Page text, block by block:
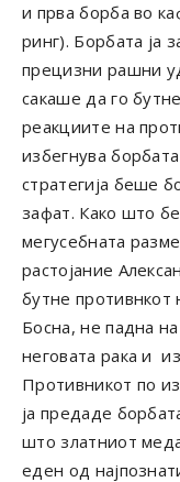
и прва борба во
ринг). Борбата ја
прецизни рашни
сакаше да го
реакциите на
избегнува
стратегија беше
зафат. Како што
мегусебната
растојание
бутне противнкот
Босна, не падна
неговата рака и
Противникот по
ја предаде
што златниот
еден од